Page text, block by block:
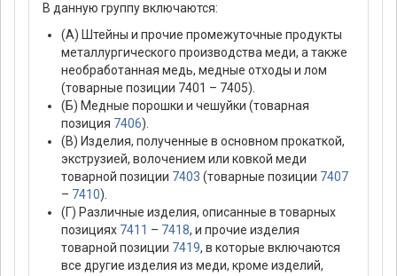
В данную группу включаются:
(А) Штейны и прочие промежуточные продукты
металлургического производства меди, а также
необработанная медь, медные отходы и лом
(товарные позиции 7401 – 7405).
(Б) Медные порошки и чешуйки (товарная
позиция 7406).
(В) Изделия, полученные в основном прокаткой,
экструзией, волочением или ковкой меди
товарной позиции 7403 (товарные позиции 7407
– 7410).
(Г) Различные изделия, описанные в товарных
позициях 7411 – 7418, и прочие изделия
товарной позиции 7419, в которые включаются
все другие изделия из меди, кроме изделий,